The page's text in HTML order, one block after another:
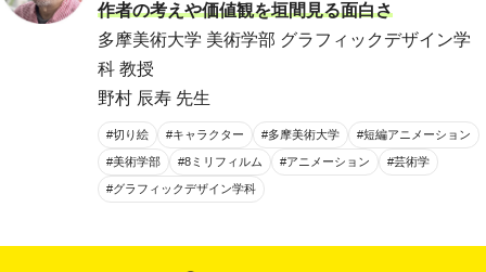
作者の考えや価値観を垣間見る面白さ
多摩美術大学 美術学部 グラフィックデザイン学
科 教授
野村 辰寿 先生
#切り絵 #キャラクター #多摩美術大学 #短編アニメーション
#美術学部 #8ミリフィルム #アニメーション #芸術学
#グラフィックデザイン学科